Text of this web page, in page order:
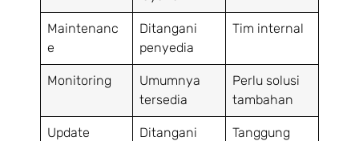
Maintenanc
e
Ditangani
penyedia
Tim internal
Monitoring
Umumnya
tersedia
Perlu solusi
tambahan
Update
Ditangani
Tanggung